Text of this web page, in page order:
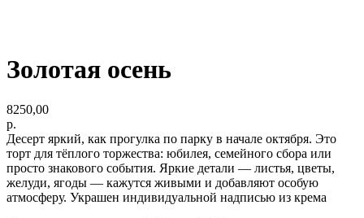
Золотая осень
8250,00
р.
Десерт яркий, как прогулка по парку в начале октября. Это
торт для тёплого торжества: юбилея, семейного сбора или
просто знакового события. Яркие детали — листья, цветы,
желуди, ягоды — кажутся живыми и добавляют особую
атмосферу. Украшен индивидуальной надписью из крема